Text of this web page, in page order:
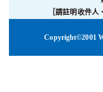
［請註明收件人
Copyright©2001